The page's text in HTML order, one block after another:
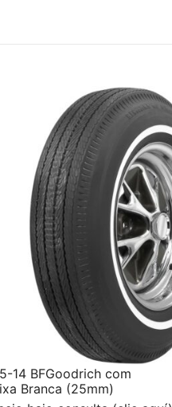
14 BFGoodrich com
Branca (25mm)